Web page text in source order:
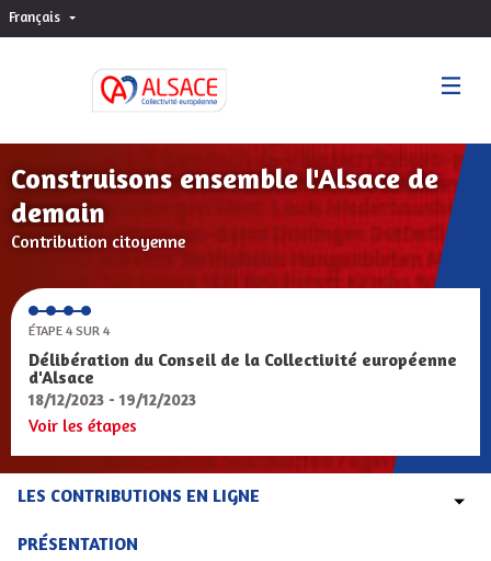
Français Choisir la langue
Construisons ensemble l'Alsace de
demain
Contribution citoyenne
ÉTAPE 4 SUR 4
Délibération du Conseil de la Collectivité européenne
d'Alsace
18/12/2023 - 19/12/2023
Voir les étapes
LES CONTRIBUTIONS EN LIGNE
PRÉSENTATION